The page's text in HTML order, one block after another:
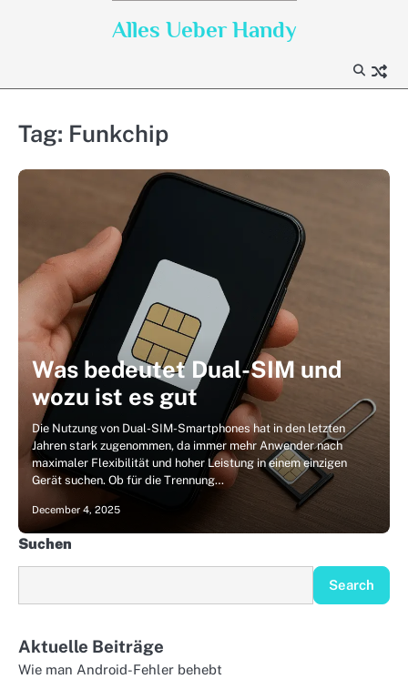
Alles Ueber Handy
Tag: Funkchip
Was bedeutet Dual-SIM und
wozu ist es gut
Die Nutzung von Dual-SIM-Smartphones hat in den letzten
Jahren stark zugenommen, da immer mehr Anwender nach
maximaler Flexibilität und hoher Leistung in einem einzigen
Gerät suchen. Ob für die Trennung…
December 4, 2025
Suchen
Search
Aktuelle Beiträge
Wie man Android-Fehler behebt